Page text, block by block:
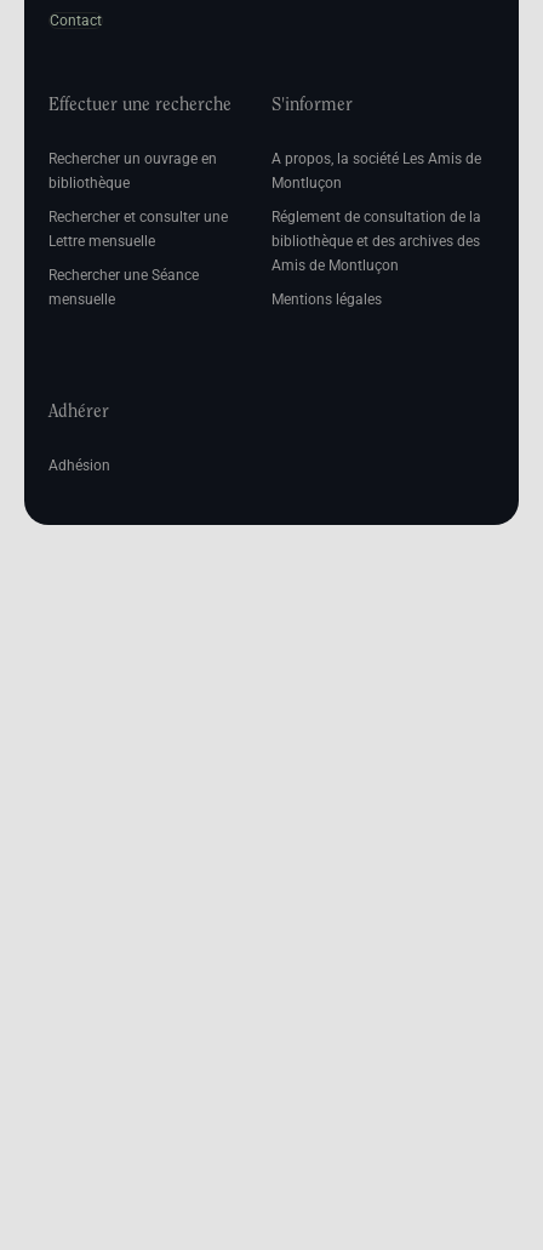
Contact
Effectuer une recherche
Rechercher un ouvrage en
bibliothèque
Rechercher et consulter une
Lettre mensuelle
Rechercher une Séance
mensuelle
S'informer
A propos, la société Les Amis de
Montluçon
Réglement de consultation de la
bibliothèque et des archives des
Amis de Montluçon
Mentions légales
Adhérer
Adhésion